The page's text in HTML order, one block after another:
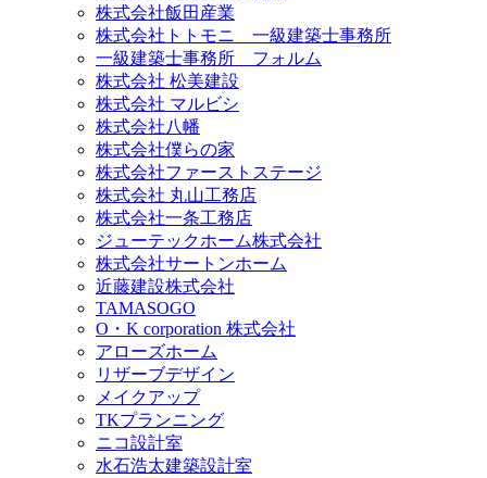
株式会社飯田産業
株式会社トトモニ 一級建築士事務所
一級建築士事務所 フォルム
株式会社 松美建設
株式会社 マルビシ
株式会社八幡
株式会社僕らの家
株式会社ファーストステージ
株式会社 丸山工務店
株式会社一条工務店
ジューテックホーム株式会社
株式会社サートンホーム
近藤建設株式会社
TAMASOGO
O・K corporation 株式会社
アローズホーム
リザーブデザイン
メイクアップ
TKプランニング
ニコ設計室
水石浩太建築設計室